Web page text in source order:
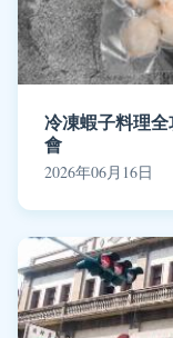
冷凍蝦子料理
會
2026年06月16日